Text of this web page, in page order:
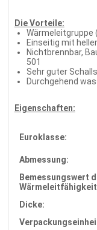
Die Vorteile:
Wärmeleitgruppe
Einseitig mit
Nichtbrennbar,
501
Sehr guter
Durchgehend
Eigenschaften:
Euroklasse:
Abmessung:
Bemessungswert
Dicke: